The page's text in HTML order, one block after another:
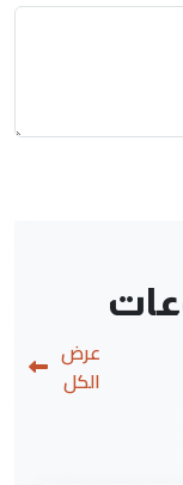
عرض
الكل